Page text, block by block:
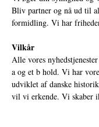
Bliv partner og nå ud til
formidling. Vi har
Vilkår
Alle vores
a og et b hold. Vi har
udviklet af danske
vil vi erkende. Vi skaber